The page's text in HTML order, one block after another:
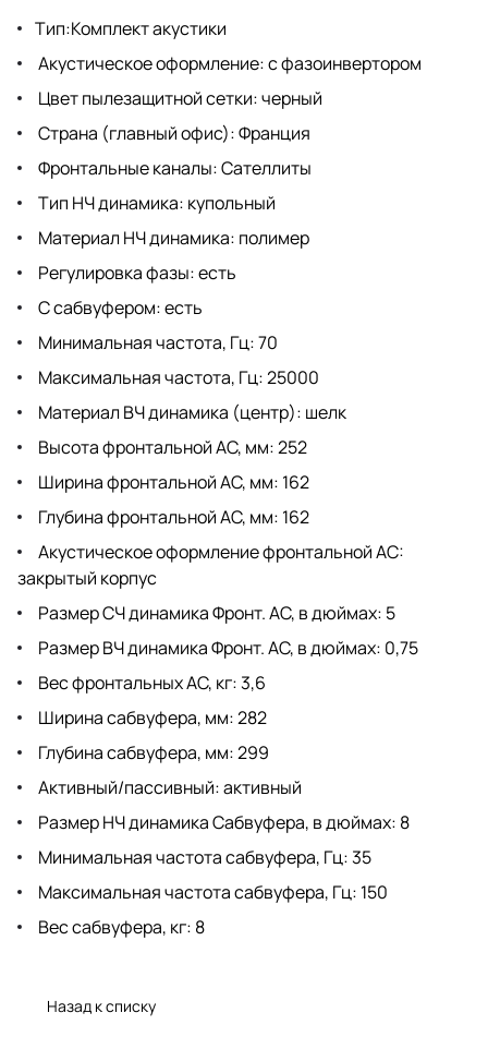
Тип:Комплект акустики
Акустическое оформление: с фазоинвертором
Цвет пылезащитной сетки: черный
Страна (главный офис): Франция
Фронтальные каналы: Сателлиты
Тип НЧ динамика: купольный
Материал НЧ динамика: полимер
Регулировка фазы: есть
С сабвуфером: есть
Минимальная частота, Гц: 70
Максимальная частота, Гц: 25000
Материал ВЧ динамика (центр): шелк
Высота фронтальной АС, мм: 252
Ширина фронтальной АС, мм: 162
Глубина фронтальной АС, мм: 162
Акустическое оформление фронтальной АС:
закрытый корпус
Размер СЧ динамика Фронт. АС, в дюймах: 5
Размер ВЧ динамика Фронт. АС, в дюймах: 0,75
Вес фронтальных АС, кг: 3,6
Ширина сабвуфера, мм: 282
Глубина сабвуфера, мм: 299
Активный/пассивный: активный
Размер НЧ динамика Сабвуфера, в дюймах: 8
Минимальная частота сабвуфера, Гц: 35
Максимальная частота сабвуфера, Гц: 150
Вес сабвуфера, кг: 8
Назад к списку